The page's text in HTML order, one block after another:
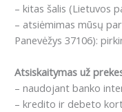
– kitas šalis (Lietuvos
– atsiėmimas mūsų
Panevėžys 37106):
Atsiskaitymas už
– naudojant banko
– kredito ir debeto